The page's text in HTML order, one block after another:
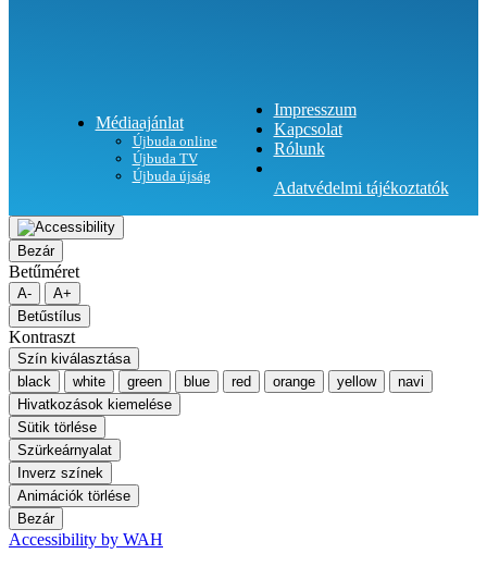
Médiaajánlat
Újbuda online
Újbuda TV
Újbuda újság
Impresszum
Kapcsolat
Rólunk
Adatvédelmi tájékoztatók
Bezár
Betűméret
A-
A+
Betűstílus
Kontraszt
Szín kiválasztása
black
white green blue red orange yellow
navi
Hivatkozások kiemelése
Sütik törlése
Szürkeárnyalat
Inverz színek
Animációk törlése
Bezár
Accessibility by WAH